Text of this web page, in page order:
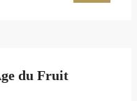
du Fruit